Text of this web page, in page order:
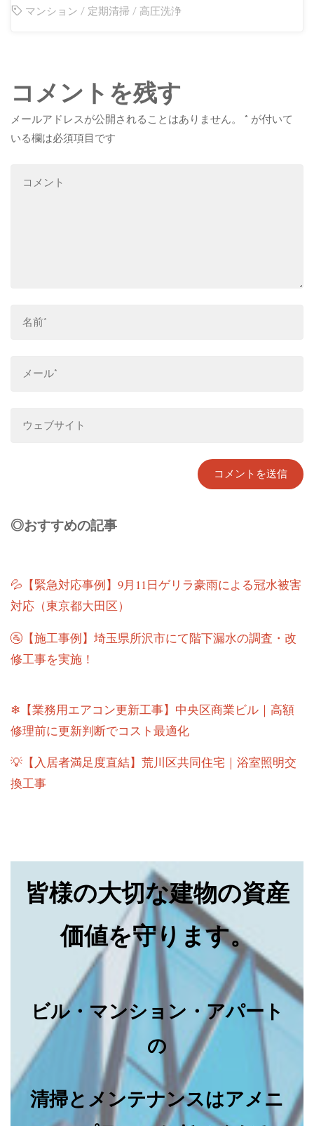
マンション / 定期清掃 / 高圧洗浄
コメントを残す
メールアドレスが公開されることはありません。 * が付いて
いる欄は必須項目です
◎おすすめの記事
💦【緊急対応事例】9月11日ゲリラ豪雨による冠水被害
対応（東京都大田区）
🚰【施工事例】埼玉県所沢市にて階下漏水の調査・改
修工事を実施！
❄【業務用エアコン更新工事】中央区商業ビル｜高額
修理前に更新判断でコスト最適化
💡【入居者満足度直結】荒川区共同住宅｜浴室照明交
換工事
皆様の大切な建物の資産
価値を守ります。
ビル・マンション・アパート
の
清掃とメンテナンスはアメニ